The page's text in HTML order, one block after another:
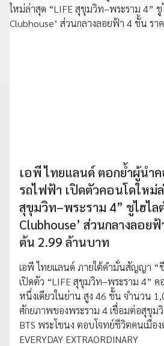
เอพี ไทยแลนด์ ตอกย้ำผู้นำ
รถไฟฟ้า เปิดตัวคอนโดใหม่
สุขุมวิท–พระราม 4” ชูไฮไล
Clubhouse’ ส่วนกลางลอย
ต้น 2.99 ล้านบาท
เอพี ไทยแลนด์ ภายใต้คำมั่นสัญญา “ชี
เปิดตัว “LIFE สุขุมวิท–พระราม 4” ค
หนึ่งเดียวในย่าน สูง 46 ชั้น จำนวน
ศักยภาพของพระราม 4 เชื่อมต่อสุขุมวิ
BTS พระโขนง ตอบโจทย์ชีวิตคนเมือ
EVERYDAY EXTRAORDINARY